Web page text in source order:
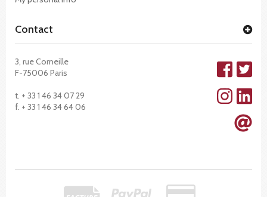
Contact
3, rue Corneille
F-75006 Paris
t. + 33 1 46 34 07 29
f. + 33 1 46 34 64 06